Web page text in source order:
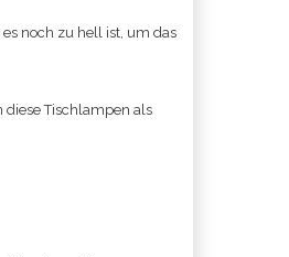
noch zu hell ist, um das
diese Tischlampen als